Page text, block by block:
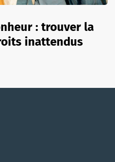
: trouver la
inattendus